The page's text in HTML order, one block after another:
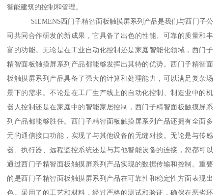
智能建筑的控制和管理。
SIEMENS西门子精智面板触摸屏系列产品是我们与西门子公
司共同合作研发的新成果，它具备了出色的性能、可靠的质量和丰
富的功能。无论是在工业自动化控制还是家庭智能化领域，西门子
精智面板触摸屏系列产品都能够发挥出其特的优势。西门子精智面
板触摸屏系列产品具备了强大的计算和处理能力，可以满足复杂场
景下的需求。不论是在工厂生产线上的自动化控制、制造业中的机
器人控制还是在家庭中的智能家居控制，西门子精智面板触摸屏系
列产品都能够胜任。西门子精智面板触摸屏系列产品还拥有全面多
元的通信接口功能，实现了与其他设备的无缝对接。无论是与传感
器、执行器、远程监控系统还是与其他智能设备的连接，您都可以
通过西门子精智面板触摸屏系列产品实现的数据传输和控制。重要
的是西门子精智面板触摸屏系列产品在可靠性和稳定性方面表现出
色。采用了的工艺和材料，经过严格的测试和验证，确保在恶劣环